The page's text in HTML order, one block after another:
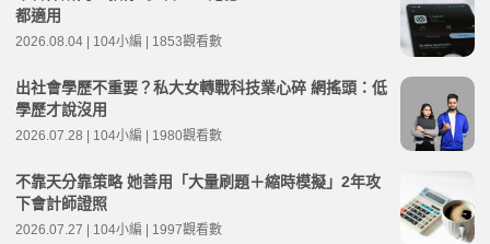
都適用
2026.08.04 | 104小編 | 1853觀看數
出社會學歷不重要？私大女轉戰科技業心碎 網搖頭：低
學歷才說沒用
2026.07.28 | 104小編 | 1980觀看數
不靠天分靠策略 她善用「大量刷題＋縮時模擬」2年攻
下會計師證照
2026.07.27 | 104小編 | 1997觀看數